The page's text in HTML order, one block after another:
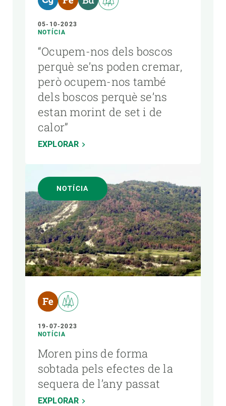
05-10-2023
NOTÍCIA
“Ocupem-nos dels boscos
perquè se’ns poden cremar,
però ocupem-nos també
dels boscos perquè se’ns
estan morint de set i de
calor”
EXPLORAR
NOTÍCIA
19-07-2023
NOTÍCIA
Moren pins de forma
sobtada pels efectes de la
sequera de l’any passat
EXPLORAR